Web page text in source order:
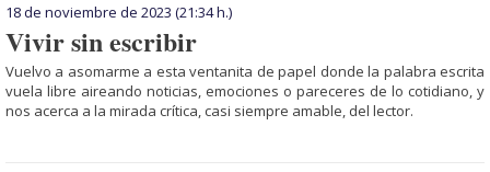
18 de noviembre de 2023 (21:34 h.)
Vivir sin escribir
Vuelvo a asomarme a esta ventanita de papel donde la palabra escrita
vuela libre aireando noticias, emo­ciones o pareceres de lo cotidiano, y
nos acerca a la mirada crítica, casi siempre amable, del lector.